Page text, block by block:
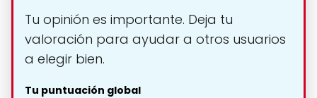
Tu opinión es importante. Deja tu
valoración para ayudar a otros usuarios
a elegir bien.
Tu puntuación global